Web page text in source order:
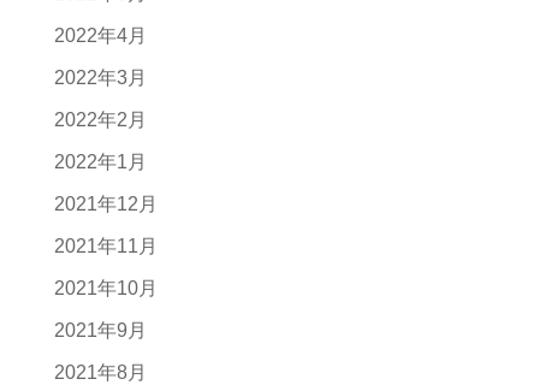
2022年4月
2022年3月
2022年2月
2022年1月
2021年12月
2021年11月
2021年10月
2021年9月
2021年8月